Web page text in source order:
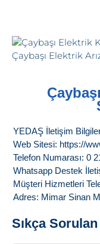
YEDAŞ İletişim
Web Sitesi: https://
Telefon Numarası: 0
Whatsapp Destek
Müşteri Hizmetleri
Adres: Mimar Sinan
Sıkça